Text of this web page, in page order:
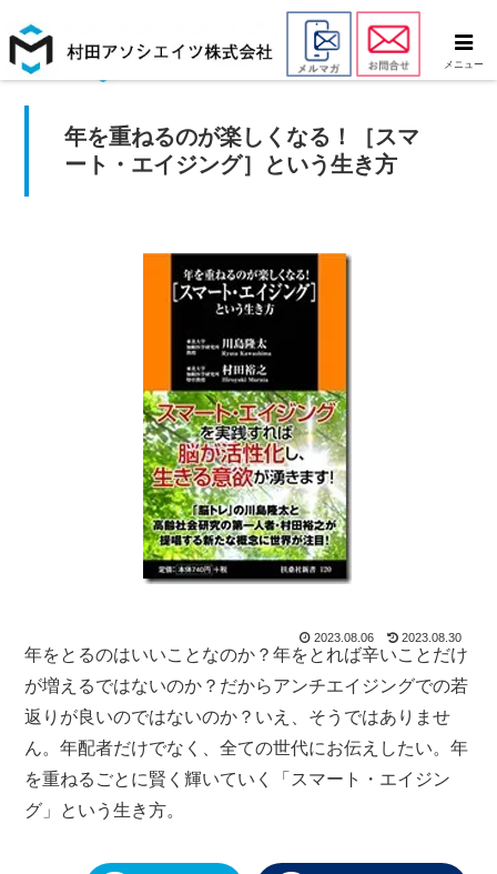
年を重ねるのが楽しくなる！［スマ
ート・エイジング］という生き方
2023.08.06 2023.08.30
年をとるのはいいことなのか？年をとれば辛いことだけ
が増えるではないのか？だからアンチエイジングでの若
返りが良いのではないのか？いえ、そうではありませ
ん。年配者だけでなく、全ての世代にお伝えしたい。年
を重ねるごとに賢く輝いていく「スマート・エイジン
グ」という生き方。
メニュー